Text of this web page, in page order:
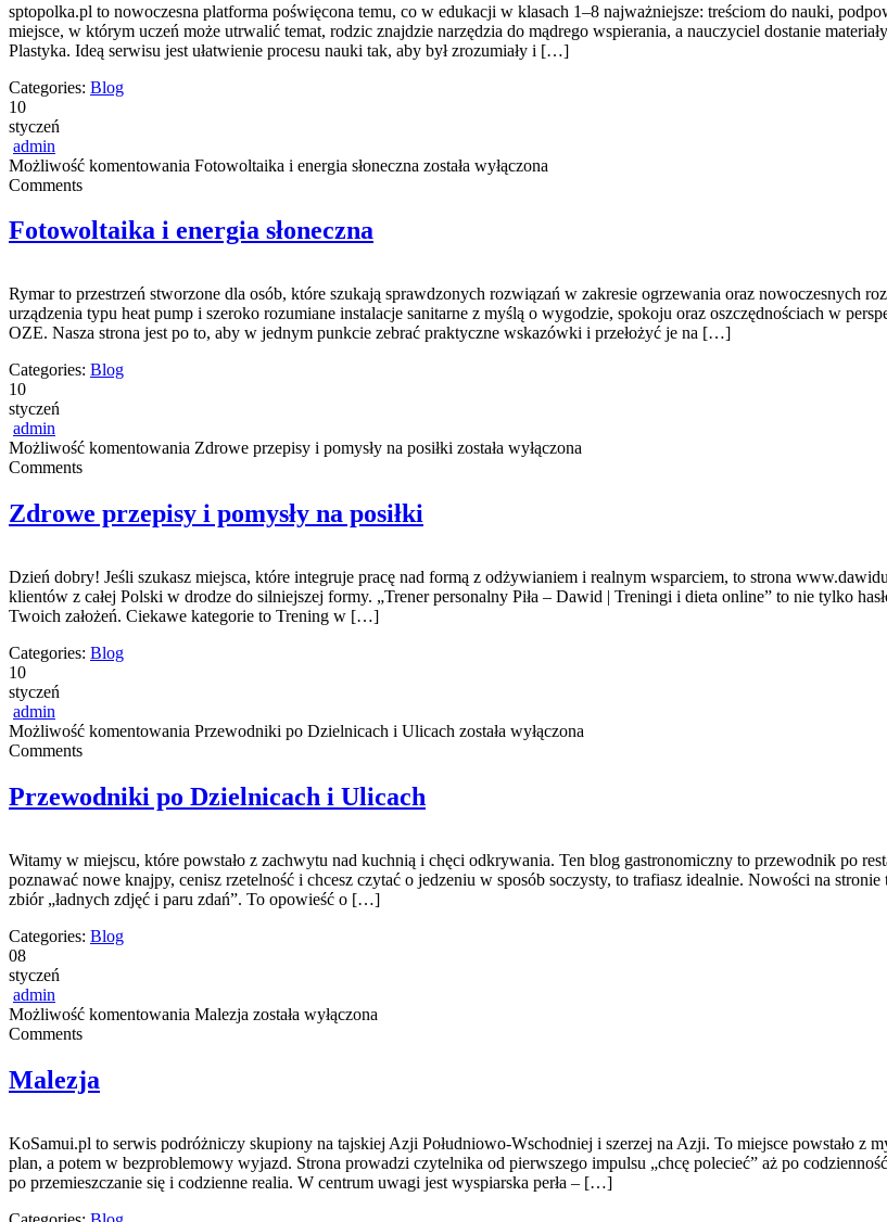
sptopolka.pl to nowoczesna platforma poświęcona temu, co w edukacji w klasach 1–8 najważniejsze: treściom do nauki,
miejsce, w którym uczeń może utrwalić temat, rodzic znajdzie narzędzia do mądrego wspierania, a nauczyciel dostanie
Plastyka. Ideą serwisu jest ułatwienie procesu nauki tak, aby był zrozumiały i […]
Categories: Blog
10
styczeń
admin
Możliwość komentowania Fotowoltaika i energia słoneczna została wyłączona
Comments
Fotowoltaika i energia słoneczna
Rymar to przestrzeń stworzone dla osób, które szukają sprawdzonych rozwiązań w zakresie ogrzewania oraz nowoczesnych
urządzenia typu heat pump i szeroko rozumiane instalacje sanitarne z myślą o wygodzie, spokoju oraz oszczędnościach w
OZE. Nasza strona jest po to, aby w jednym punkcie zebrać praktyczne wskazówki i przełożyć je na […]
Categories: Blog
10
styczeń
admin
Możliwość komentowania Zdrowe przepisy i pomysły na posiłki została wyłączona
Comments
Zdrowe przepisy i pomysły na posiłki
Dzień dobry! Jeśli szukasz miejsca, które integruje pracę nad formą z odżywianiem i realnym wsparciem, to strona
klientów z całej Polski w drodze do silniejszej formy. „Trener personalny Piła – Dawid | Treningi i dieta online” to nie tylko
Twoich założeń. Ciekawe kategorie to Trening w […]
Categories: Blog
10
styczeń
admin
Możliwość komentowania Przewodniki po Dzielnicach i Ulicach została wyłączona
Comments
Przewodniki po Dzielnicach i Ulicach
Witamy w miejscu, które powstało z zachwytu nad kuchnią i chęci odkrywania. Ten blog gastronomiczny to przewodnik po
poznawać nowe knajpy, cenisz rzetelność i chcesz czytać o jedzeniu w sposób soczysty, to trafiasz idealnie. Nowości na
zbiór „ładnych zdjęć i paru zdań”. To opowieść o […]
Categories: Blog
08
styczeń
admin
Możliwość komentowania Malezja została wyłączona
Comments
Malezja
KoSamui.pl to serwis podróżniczy skupiony na tajskiej Azji Południowo-Wschodniej i szerzej na Azji. To miejsce powstało z
plan, a potem w bezproblemowy wyjazd. Strona prowadzi czytelnika od pierwszego impulsu „chcę polecieć” aż po
po przemieszczanie się i codzienne realia. W centrum uwagi jest wyspiarska perła – […]